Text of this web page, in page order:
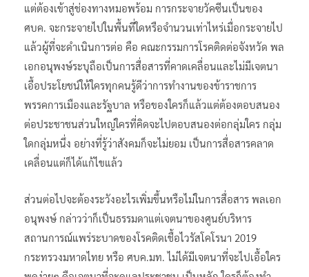
แต่ต้องเข้าสู่ช่องทางหมอพร้อม การกระจายวัคซีนเป็นของ
ศบค. จะกระจายไปในพื้นที่ใดหรือจำนวนเท่าไหร่เมื่อกระจายไป
แล้วผู้ที่จะดำเนินการต่อ คือ คณะกรรมการ​โรคติดต่อ​จังหวัด พล
เอกอนุพงษ์ระบุถือเป็นการสื่อสารที่คาดเคลื่อนและไม่มีเจตนา​
เอื้อประโยชน์ให้ใครทุกคนรู้ดีว่าการทำงานของข้าราชการ
พรรคการเมืองและรัฐบาล หรือของใครก็แล้วแต่ต้องตอบสนอง
ต่อประชาชนส่วนใหญ่ใครที่คิดจะไปตอบสนองต่อกลุ่มใคร กลุ่ม
ใดกลุ่มหนึ่ง อย่างที่รู้ว่าสังคมก็จะไม่ยอม เป็นการสื่อสารคลาด
เคลื่อนแต่ก็ได้แก้ไขแ​ล้​ว
​ส่วนต่อไปจะต้องระวังอะไรเพิ่มขึ้นหรือไม่ในการสื่อสาร พลเอก
อนุ​พงษ์​ กล่าวว่าก็เป็นธรรมดาแต่เจตนาของศูนย์บริหาร
สถานการณ์แพร่ระบาดของโรคติดเชื้อไวรัสโคโรนา 2019
กระทรวงมหาดไทย หรือ ศบค.มท. ไม่ได้มีเจตนา​ที่จะไปเอื้อใคร